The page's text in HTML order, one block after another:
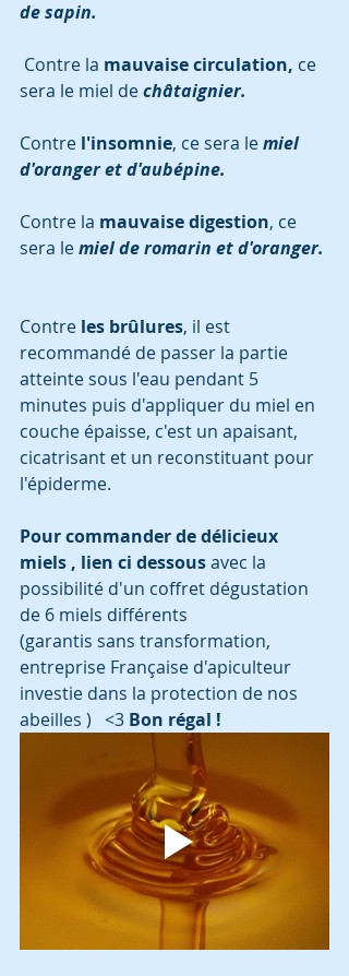
de sapin.
Contre la mauvaise circulation, ce
sera le miel de châtaignier.
Contre l'insomnie, ce sera le miel
d'oranger et d'aubépine.
Contre la mauvaise digestion, ce
sera le miel de romarin et d'oranger.
Contre les brûlures, il est
recommandé de passer la partie
atteinte sous l'eau pendant 5
minutes puis d'appliquer du miel en
couche épaisse, c'est un apaisant,
cicatrisant et un reconstituant pour
l'épiderme.
Pour commander de délicieux
miels , lien ci dessous avec la
possibilité d'un coffret dégustation
de 6 miels différents
(garantis sans transformation,
entreprise Française d'apiculteur
investie dans la protection de nos
abeilles )   <3 Bon régal !